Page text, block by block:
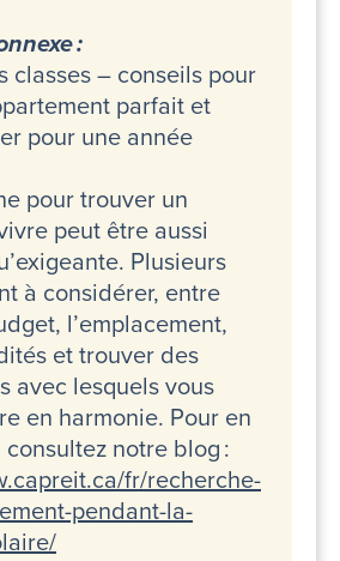
:
classes – conseils pour
parfait et
pour une année
pour trouver un
peut être aussi
Plusieurs
à considérer, entre
l’emplacement,
et trouver des
avec lesquels vous
en harmonie. Pour en
notre blog :
fr/recherche-
pendant-la-